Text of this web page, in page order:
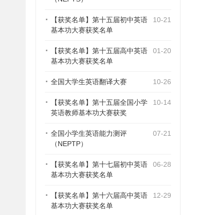
10-21
【获奖名单】第十五届初中英语
基本功大赛获奖名单
01-20
【获奖名单】第十五届高中英语
基本功大赛获奖名单
10-26
全国大学生英语翻译大赛
10-14
【获奖名单】第十五届全国小学
英语教师基本功大赛获奖
07-21
全国小学生英语能力测评
（NEPTP）
06-28
【获奖名单】第十七届初中英语
基本功大赛获奖名单
12-29
【获奖名单】第十六届高中英语
基本功大赛获奖名单